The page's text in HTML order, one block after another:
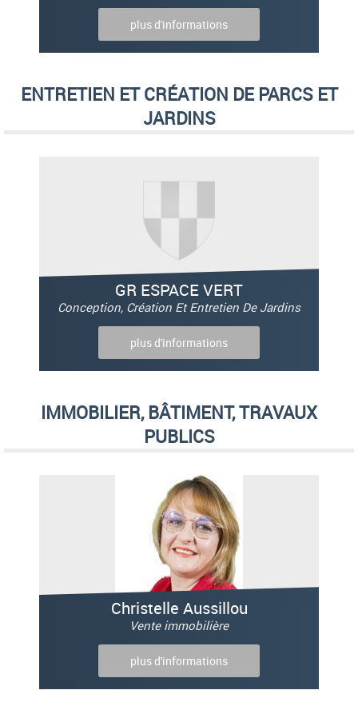
plus d'informations
ENTRETIEN ET CRÉATION DE PARCS ET
JARDINS
GR ESPACE VERT
Conception, Création Et Entretien De Jardins
plus d'informations
IMMOBILIER, BÂTIMENT, TRAVAUX
PUBLICS
Christelle Aussillou
Vente immobilière
plus d'informations